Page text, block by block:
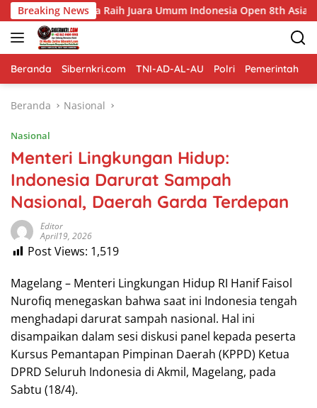
Langsung
ke
konten
Breaking News
Juara Umum Indonesia Open 8th Asian Taekwondo
Beranda Sibernkri.com TNI-AD-AL-AU Polri Pemerintah
Beranda Nasional
Nasional
Menteri Lingkungan Hidup:
Indonesia Darurat Sampah
Nasional, Daerah Garda Terdepan
Editor
April19, 2026
Post Views: 1,519
Magelang – Menteri Lingkungan Hidup RI Hanif Faisol
Nurofiq menegaskan bahwa saat ini Indonesia tengah
menghadapi darurat sampah nasional. Hal ini
disampaikan dalam sesi diskusi panel kepada peserta
Kursus Pemantapan Pimpinan Daerah (KPPD) Ketua
DPRD Seluruh Indonesia di Akmil, Magelang, pada
Sabtu (18/4).